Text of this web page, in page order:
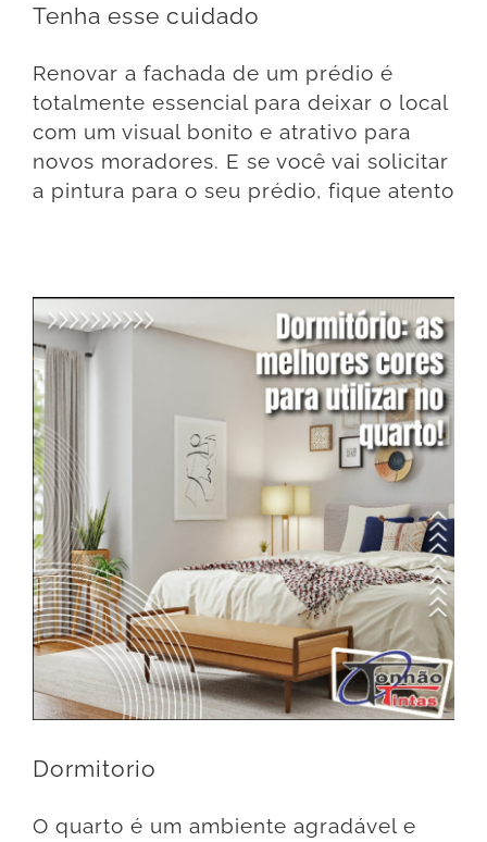
Tenha esse cuidado
Renovar a fachada de um prédio é
totalmente essencial para deixar o local
com um visual bonito e atrativo para
novos moradores. E se você vai solicitar
a pintura para o seu prédio, fique atento
Dormitorio
O quarto é um ambiente agradável e